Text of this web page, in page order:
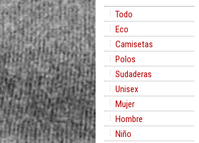
Todo
Eco
Camisetas
Polos
Sudaderas
Unisex
Mujer
Hombre
Niño